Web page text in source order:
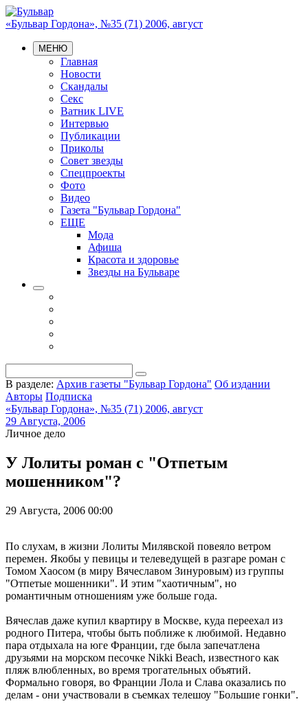
«Бульвар Гордона», №35 (71) 2006, август
МЕНЮ
Главная
Новости
Скандалы
Секс
Ватник LIVE
Интервью
Публикации
Приколы
Совет звезды
Спецпроекты
Фото
Видео
Газета "Бульвар Гордона"
ЕЩЕ
Мода
Афиша
Красота и здоровье
Звезды на Бульваре
В разделе: Архив газеты "Бульвар Гордона" Об издании
Авторы Подписка
«Бульвар Гордона», №35 (71) 2006, август
29 Августа, 2006
Личное дело
У Лолиты роман с "Отпетым
мошенником"?
29 Августа, 2006 00:00
По слухам, в жизни Лолиты Милявской повеяло ветром
перемен. Якобы у певицы и телеведущей в разгаре роман с
Томом Хаосом (в миру Вячеславом Зинуровым) из группы
"Отпетые мошенники". И этим "хаотичным", но
романтичным отношениям уже больше года.
Вячеслав даже купил квартиру в Москве, куда переехал из
родного Питера, чтобы быть поближе к любимой. Недавно
пара отдыхала на юге Франции, где была запечатлена
друзьями на морском песочке Nikki Beach, известного как
пляж влюбленных, во время трогательных объятий.
Формально говоря, во Франции Лола и Слава оказались по
делам - они участвовали в съемках телешоу "Большие гонки".